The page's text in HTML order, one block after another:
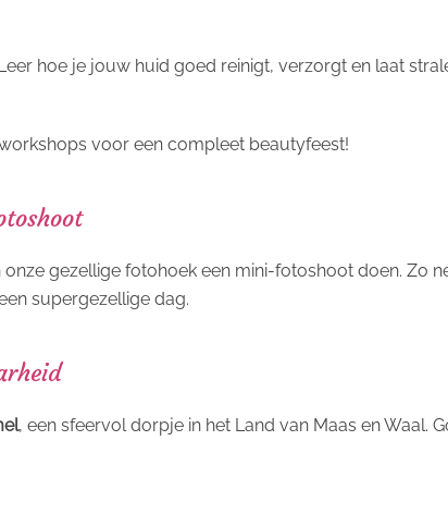
hoe je jouw huid goed reinigt, verzorgt en laat
voor een compleet beautyfeest!
gezellige fotohoek een mini-fotoshoot doen. Zo
supergezellige dag.
, een sfeervol dorpje in het Land van Maas en Waal.